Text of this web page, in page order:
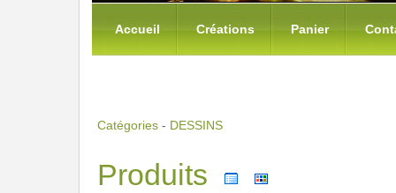
Accueil Créations Panier
Catégories - DESSINS
Produits